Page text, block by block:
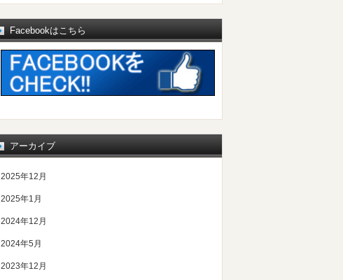
Facebookはこちら
アーカイブ
2025年12月
2025年1月
2024年12月
2024年5月
2023年12月